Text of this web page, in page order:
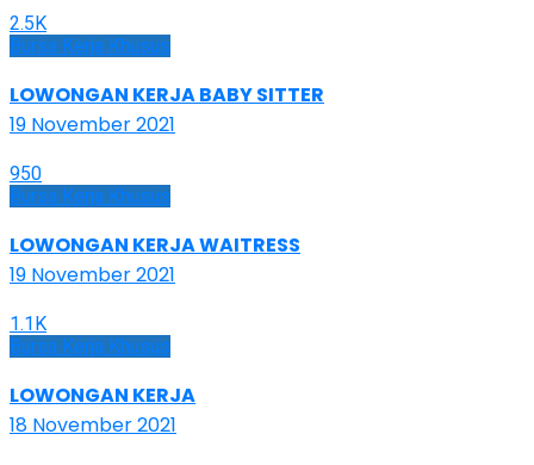
2.5K
Bursa Kerja Khusus
LOWONGAN KERJA BABY SITTER
19 November 2021
950
Bursa Kerja Khusus
LOWONGAN KERJA WAITRESS
19 November 2021
1.1K
Bursa Kerja Khusus
LOWONGAN KERJA
18 November 2021